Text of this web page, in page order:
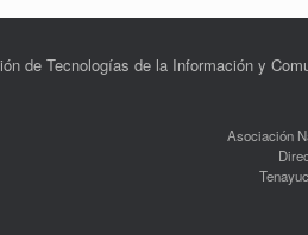
de Tecnologías de la Información y
Asociación